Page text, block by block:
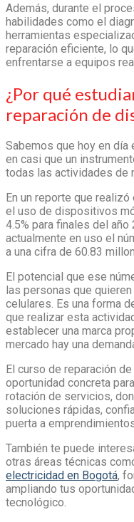
Además, durante el
habilidades como el
herramientas
reparación eficiente, lo
enfrentarse a equipos
¿Por qué
reparación de
Sabemos que hoy en
en casi que un
todas las actividades de
En un reporte que
el uso de dispositivos
4.5% para finales del
actualmente en uso el
a una cifra de 60.83
El potencial que ese
las personas que
celulares. Es una forma
que realizar esta
establecer una marca
mercado hay una
El curso de reparación
oportunidad concreta
rotación de servicios,
soluciones rápidas,
puerta a
También te puede
otras áreas técnicas
electricidad en Bogotá,
ampliando tus
tecnológico.